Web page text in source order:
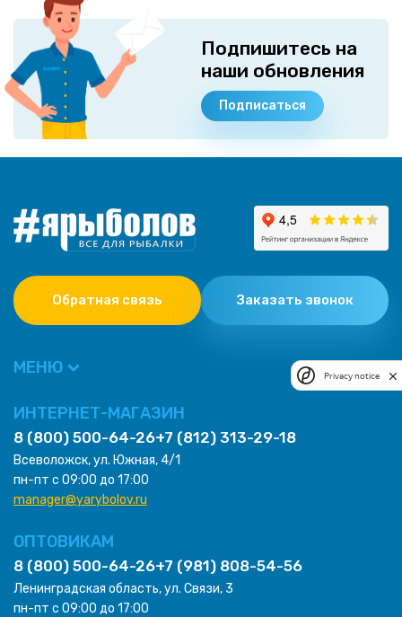
Подпишитесь на
наши обновления
Подписаться
Обратная связь Заказать звонок
МЕНЮ
ИНТЕРНЕТ-МАГАЗИН
8 (800) 500-64-26+7 (812) 313-29-18
Всеволожск, ул. Южная, 4/1
пн-пт с 09:00 до 17:00
manager@yarybolov.ru
ОПТОВИКАМ
8 (800) 500-64-26+7 (981) 808-54-56
Ленинградская область, ул. Связи, 3
пн-пт с 09:00 до 17:00
Privacy notice